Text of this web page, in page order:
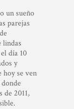
un sueño
parejas
lindas
día 10
y
hoy se ven
de 2011,